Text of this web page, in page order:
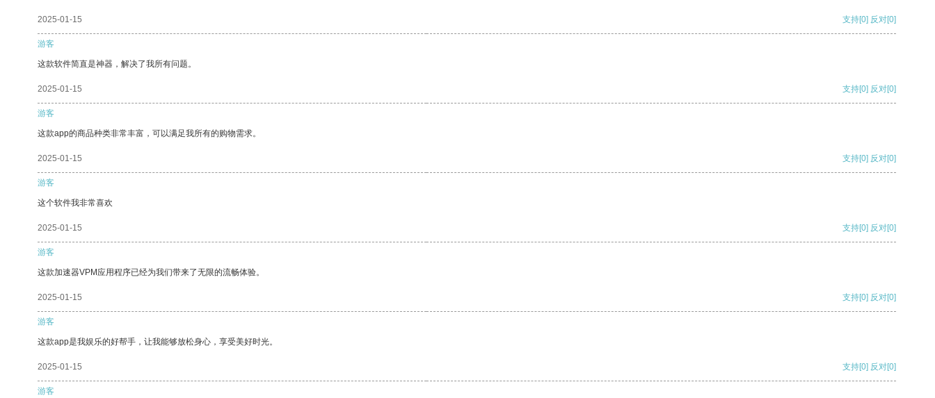
2025-01-15 支持[0] 反对[0]
游客
这款软件简直是神器，解决了我所有问题。
2025-01-15 支持[0] 反对[0]
游客
这款app的商品种类非常丰富，可以满足我所有的购物需求。
2025-01-15 支持[0] 反对[0]
游客
这个软件我非常喜欢
2025-01-15 支持[0] 反对[0]
游客
这款加速器VPM应用程序已经为我们带来了无限的流畅体验。
2025-01-15 支持[0] 反对[0]
游客
这款app是我娱乐的好帮手，让我能够放松身心，享受美好时光。
2025-01-15 支持[0] 反对[0]
游客